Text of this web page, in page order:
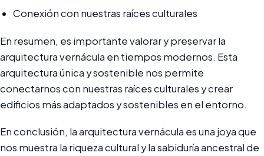
Conexión con nuestras raíces culturales
En resumen, es importante valorar y preservar la
arquitectura vernácula en tiempos modernos. Esta
arquitectura única y sostenible nos permite
conectarnos con nuestras raíces culturales y crear
edificios más adaptados y sostenibles en el entorno.
En conclusión, la arquitectura vernácula es una joya que
nos muestra la riqueza cultural y la sabiduría ancestral de